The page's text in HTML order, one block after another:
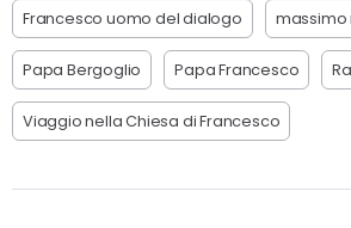
Francesco uomo del dialogo massimo
Papa Bergoglio Papa Francesco
Viaggio nella Chiesa di Francesco